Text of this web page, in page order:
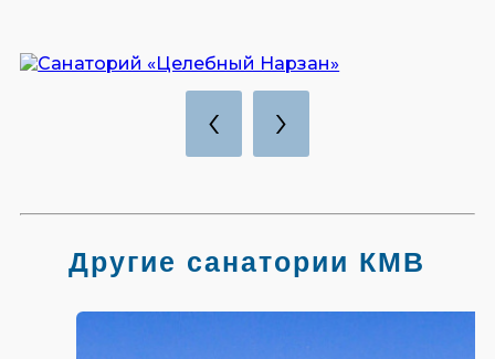
‹ ›
Другие санатории КМВ